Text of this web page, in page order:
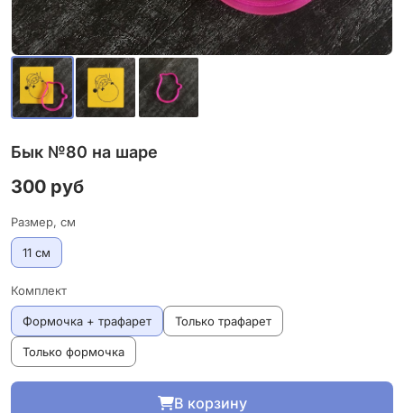
Бык №80 на шаре
300 руб
Размер, см
11 см
Комплект
Формочка + трафарет Только трафарет
Только формочка
В корзину